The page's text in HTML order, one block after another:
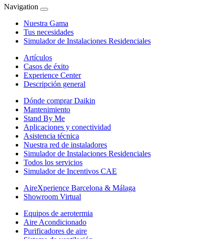
Navigation
Nuestra Gama
Tus necesidades
Simulador de Instalaciones Residenciales
Artículos
Casos de éxito
Experience Center
Descripción general
Dónde comprar Daikin
Mantenimiento
Stand By Me
Aplicaciones y conectividad
Asistencia técnica
Nuestra red de instaladores
Simulador de Instalaciones Residenciales
Todos los servicios
Simulador de Incentivos CAE
AireXperience Barcelona & Málaga
Showroom Virtual
Equipos de aerotermia
Aire Acondicionado
Purificadores de aire